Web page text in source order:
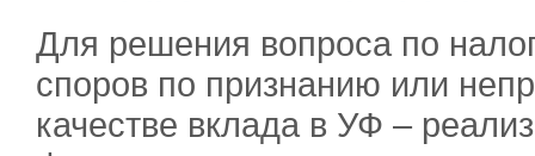
Для решения вопроса по
споров по признанию или
качестве вклада в УФ –